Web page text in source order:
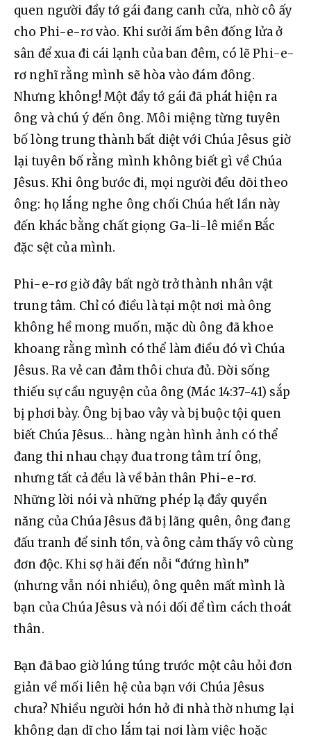
quen người đầy tớ gái đang canh cửa, nhờ cô ấy
cho Phi-e-rơ vào. Khi sưởi ấm bên đống lửa ở
sân để xua đi cái lạnh của ban đêm, có lẽ Phi-e-
rơ nghĩ rằng mình sẽ hòa vào đám đông.
Nhưng không! Một đầy tớ gái đã phát hiện ra
ông và chú ý đến ông. Môi miệng từng tuyên
bố lòng trung thành bất diệt với Chúa Jêsus giờ
lại tuyên bố rằng mình không biết gì về Chúa
Jêsus. Khi ông bước đi, mọi người đều dõi theo
ông: họ lắng nghe ông chối Chúa hết lần này
đến khác bằng chất giọng Ga-li-lê miền Bắc
đặc sệt của mình.
Phi-e-rơ giờ đây bất ngờ trở thành nhân vật
trung tâm. Chỉ có điều là tại một nơi mà ông
không hề mong muốn, mặc dù ông đã khoe
khoang rằng mình có thể làm điều đó vì Chúa
Jêsus. Ra vẻ can đảm thôi chưa đủ. Đời sống
thiếu sự cầu nguyện của ông (Mác 14:37-41) sắp
bị phơi bày. Ông bị bao vây và bị buộc tội quen
biết Chúa Jêsus… hàng ngàn hình ảnh có thể
đang thi nhau chạy đua trong tâm trí ông,
nhưng tất cả đều là về bản thân Phi-e-rơ.
Những lời nói và những phép lạ đầy quyền
năng của Chúa Jêsus đã bị lãng quên, ông đang
đấu tranh để sinh tồn, và ông cảm thấy vô cùng
đơn độc. Khi sợ hãi đến nỗi “đứng hình”
(nhưng vẫn nói nhiều), ông quên mất mình là
bạn của Chúa Jêsus và nói dối để tìm cách thoát
thân.
Bạn đã bao giờ lúng túng trước một câu hỏi đơn
giản về mối liên hệ của bạn với Chúa Jêsus
chưa? Nhiều người hớn hở đi nhà thờ nhưng lại
không dạn dĩ cho lắm tại nơi làm việc hoặc